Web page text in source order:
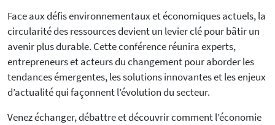
Face aux défis environnementaux et économiques actuels, la
circularité des ressources devient un levier clé pour bâtir un
avenir plus durable. Cette conférence réunira experts,
entrepreneurs et acteurs du changement pour aborder les
tendances émergentes, les solutions innovantes et les enjeux
d’actualité qui façonnent l’évolution du secteur.
Venez échanger, débattre et découvrir comment l’économie